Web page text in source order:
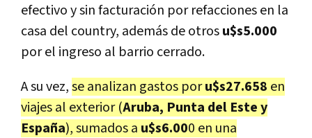
efectivo y sin facturación por refacciones en la
casa del country, además de otrosu$s5.000
por el ingreso al barrio cerrado.
A su vez,se analizan gastos poru$s27.658 en
viajes al exterior (Aruba, Punta del Este y
España), sumados a u$s6.000 en una